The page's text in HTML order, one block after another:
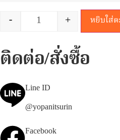
- + หยิบใส่ต
ติดต่อ/สั่งซื้อ
Line ID
@yopanitsurin
Facebook